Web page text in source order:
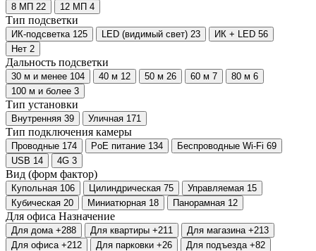
8 МП 22 12 МП 4
Тип подсветки
ИК-подсветка 125 LED (видимый свет) 23 ИК + LED 56
Нет 2
Дальность подсветки
30 м и менее 104 40 м 12 50 м 26 60 м 7 80 м 6
100 м и более 3
Тип установки
Внутренняя 39 Уличная 171
Тип подключения камеры
Проводные 174 PoE питание 134 Беспроводные Wi-Fi 69
USB 14 4G 3
Вид (форм фактор)
Купольная 106 Цилиндрическая 75 Управляемая 15
Кубическая 20 Миниатюрная 18 Панорамная 12
Для офиса Назначение
Для дома +288 Для квартиры +211 Для магазина +213
Для офиса +212 Для парковки +26 Для подъезда +82